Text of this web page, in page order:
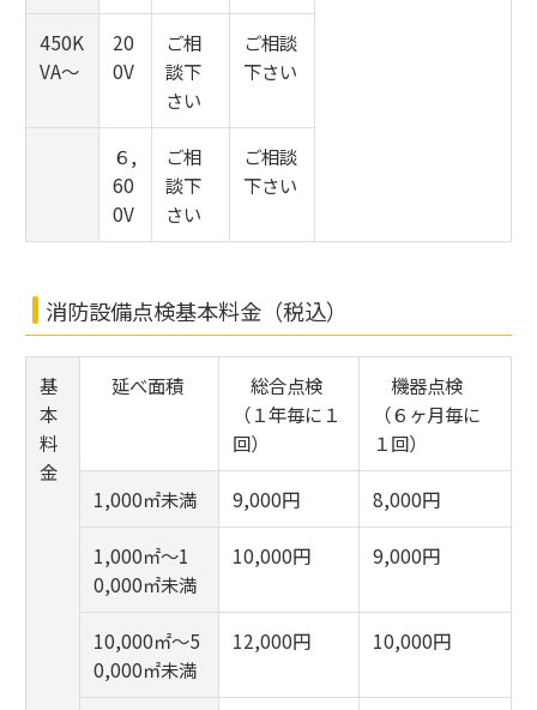
450K
VA～
20
0V
ご相
談下
さい
ご相談
下さい
６,
60
0V
ご相
談下
さい
ご相談
下さい
消防設備点検基本料金（税込）
基
本
料
金
延べ面積
総合点検
（１年毎に１
回）
機器点検
（６ヶ月毎に
１回）
1,000㎡未満 9,000円 8,000円
1,000㎡～1
0,000㎡未満
10,000円 9,000円
10,000㎡～5
0,000㎡未満
12,000円 10,000円